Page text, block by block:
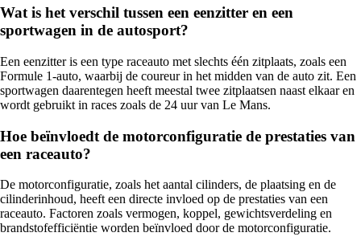
Wat is het verschil tussen een eenzitter en een
sportwagen in de autosport?
Een eenzitter is een type raceauto met slechts één zitplaats, zoals een
Formule 1-auto, waarbij de coureur in het midden van de auto zit. Een
sportwagen daarentegen heeft meestal twee zitplaatsen naast elkaar en
wordt gebruikt in races zoals de 24 uur van Le Mans.
Hoe beïnvloedt de motorconfiguratie de prestaties van
een raceauto?
De motorconfiguratie, zoals het aantal cilinders, de plaatsing en de
cilinderinhoud, heeft een directe invloed op de prestaties van een
raceauto. Factoren zoals vermogen, koppel, gewichtsverdeling en
brandstofefficiëntie worden beïnvloed door de motorconfiguratie.